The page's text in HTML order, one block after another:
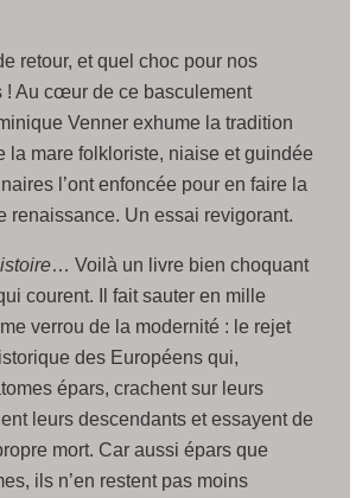
retour, et quel choc pour nos
! Au cœur de ce basculement
Venner exhume la tradition
la mare folkloriste, niaise et guindée
l’ont enfoncée pour en faire la
renaissance. Un essai revigorant.
… Voilà un livre bien choquant
courent. Il fait sauter en mille
verrou de la modernité : le rejet
des Européens qui,
épars, crachent sur leurs
leurs descendants et essayent de
mort. Car aussi épars que
ils n’en restent pas moins